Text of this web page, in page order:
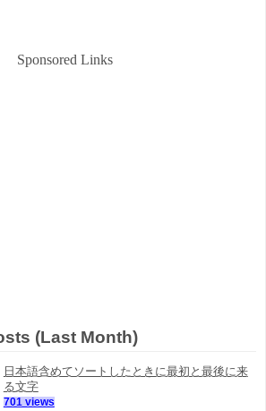
Sponsored Links
(Last Month)
日本語含めてソートしたときに最初と最後に来
る文字
701 views